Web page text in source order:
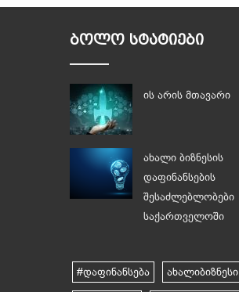
ᲑᲝᲚᲝ ᲡᲢᲐᲢᲘᲔᲑᲘ
ის არის მთავარი
ახალი ბიზნესის
დაფინანსების
შესაძლებლობები
საქართველოში
#დაფინანსება ახალიბიზნესი